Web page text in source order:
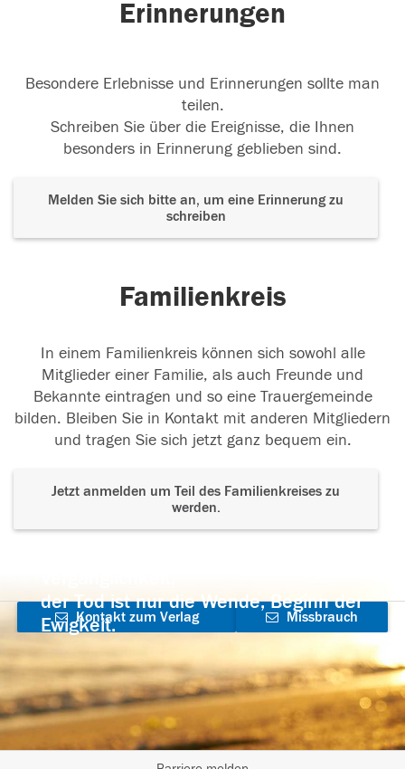
Erinnerungen
Besondere Erlebnisse und Erinnerungen sollte man
teilen.
Schreiben Sie über die Ereignisse, die Ihnen
besonders in Erinnerung geblieben sind.
Melden Sie sich bitte an, um eine Erinnerung zu
schreiben
Familienkreis
In einem Familienkreis können sich sowohl alle
Mitglieder einer Familie, als auch Freunde und
Bekannte eintragen und so eine Trauergemeinde
bilden. Bleiben Sie in Kontakt mit anderen Mitgliedern
und tragen Sie sich jetzt ganz bequem ein.
Jetzt anmelden um Teil des Familienkreises zu
werden.
der Tod ist nur die Wende, Beginn der
Ewigkeit.
Kontakt zum Verlag
aufnehmen
Missbrauch